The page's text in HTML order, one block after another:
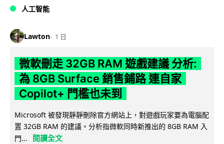
人工智能
Lawton 1 日
微軟刪走 32GB RAM 遊戲建議 分析:
為 8GB Surface 銷售鋪路 連自家
Copilot+ 門檻也未到
Microsoft 被發現靜靜刪除官方網站上，對遊戲玩家要為電腦配
置 32GB RAM 的建議。分析指微軟同時新推出的 8GB RAM 入
門...
閱讀全文